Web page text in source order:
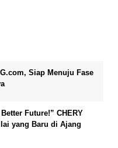
Siap Menuju Fase
Future!” CHERY
yang Baru di Ajang